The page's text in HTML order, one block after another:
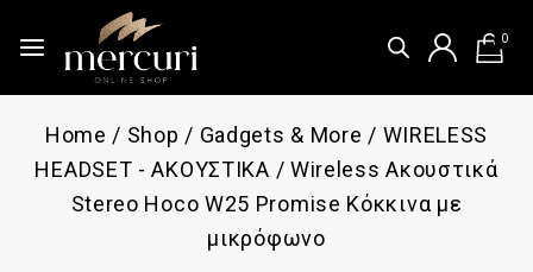
0
Home / Shop / Gadgets & More / WIRELESS
HEADSET - ΑΚΟΥΣΤΙΚΑ / Wireless Ακουστικά
Stereo Hoco W25 Promise Κόκκινα με
μικρόφωνο